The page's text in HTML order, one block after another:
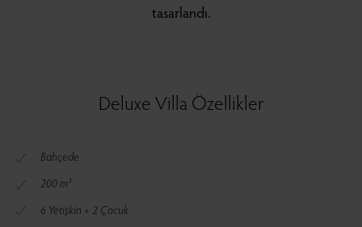
tasarlandı.
Deluxe Villa Özellikler
Bahçede
200 m²
6 Yetişkin + 2 Çocuk